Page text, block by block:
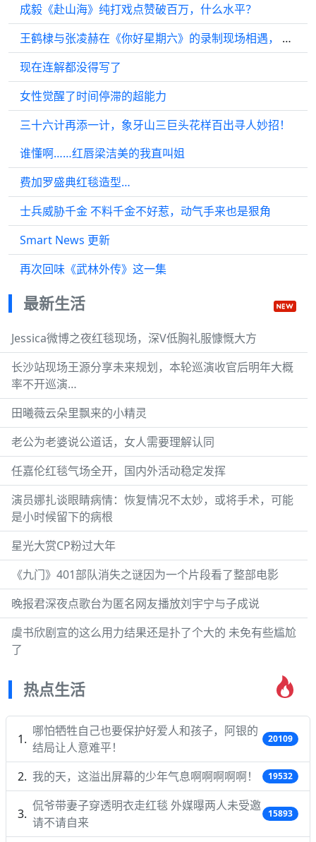
成毅《赴山海》纯打戏点赞破百万，什么水平？
王鹤棣与张凌赫在《你好星期六》的录制现场相遇， 王鹤棣
现在连解都没得写了
女性觉醒了时间停滞的超能力
三十六计再添一计，象牙山三巨头花样百出寻人妙招！
谁懂啊……红唇梁洁美的我直叫姐
费加罗盛典红毯造型…
士兵威胁千金 不料千金不好惹，动气手来也是狠角
Smart News 更新
再次回味《武林外传》这一集
最新生活
Jessica微博之夜红毯现场，深V低胸礼服慷慨大方
长沙站现场王源分享未来规划，本轮巡演收官后明年大概
率不开巡演…
田曦薇云朵里飘来的小精灵
老公为老婆说公道话，女人需要理解认同
任嘉伦红毯气场全开，国内外活动稳定发挥
演员娜扎谈眼睛病情：恢复情况不太妙，或将手术，可能
是小时候留下的病根
星光大赏CP粉过大年
《九门》401部队消失之谜因为一个片段看了整部电影
晚报君深夜点歌台为匿名网友播放刘宇宁与子成说
虞书欣剧宣的这么用力结果还是扑了个大的 未免有些尴尬
了
热点生活
哪怕牺牲自己也要保护好爱人和孩子，阿银的
结局让人意难平！
20109
我的天，这溢出屏幕的少年气息啊啊啊啊啊！ 19532
侃爷带妻子穿透明衣走红毯 外媒曝两人未受邀
请不请自来
15893